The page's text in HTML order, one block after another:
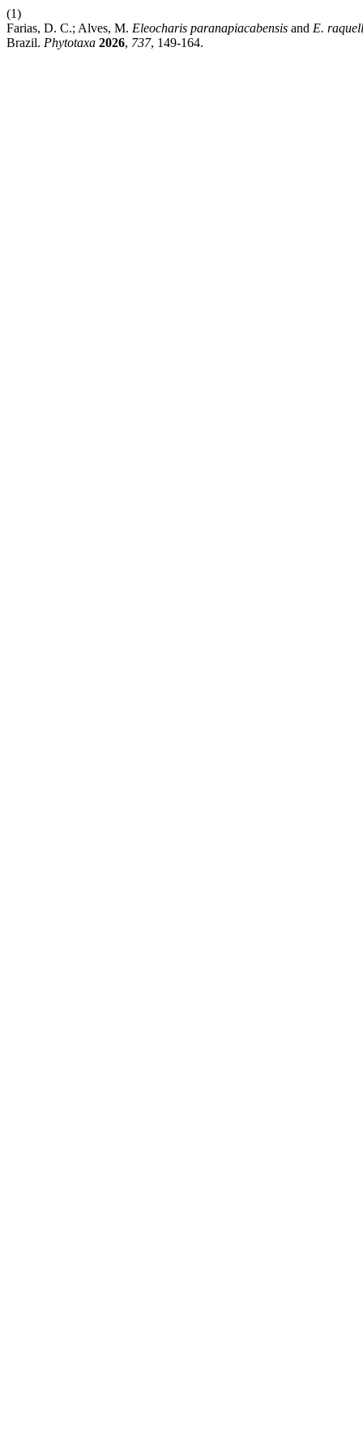
(1)
Farias, D. C.; Alves, M. Eleocharis paranapiacabensis and E.
Brazil. Phytotaxa 2026, 737, 149-164.